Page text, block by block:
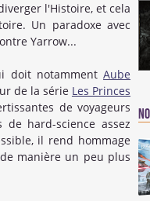
l'Histoire, et cela
Un paradoxe avec
Yarrow...
doit notammentAube
de la série Les Princes
de voyageurs
hard-science assez
il rend hommage
manière un peu plus